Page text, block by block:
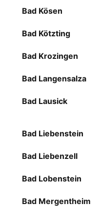
Bad Kösen
Bad Kötzting
Bad Krozingen
Bad Langensalza
Bad Lausick
Bad Liebenstein
Bad Liebenzell
Bad Lobenstein
Bad Mergentheim